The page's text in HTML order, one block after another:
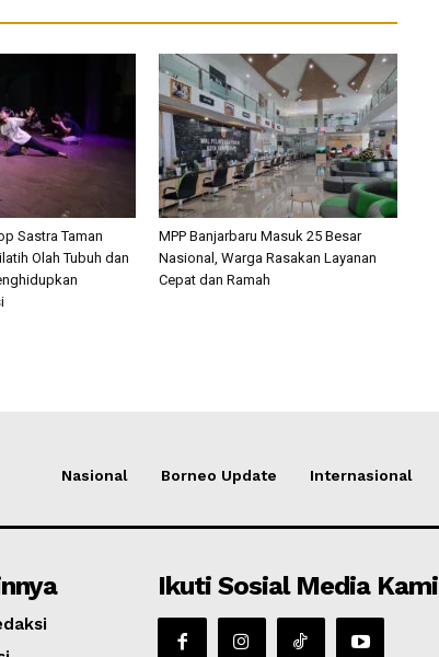
Sastra Taman
Olah Tubuh dan
MPP Banjarbaru Masuk 25 Besar
Nasional, Warga Rasakan Layanan
Cepat dan Ramah
Nasional Borneo Update Internasional
Ikuti Sosial Media Kami